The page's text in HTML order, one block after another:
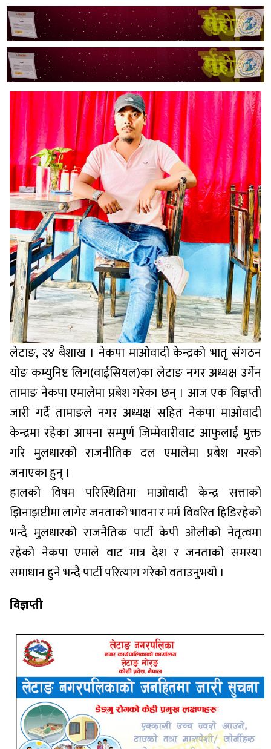
लेटाङ, २४ बैशाख । नेकपा माओवादी केन्द्रको भातृ संगठन
योङ कम्युनिष्ट लिग(वाईसियल)का लेटाङ नगर अध्यक्ष उर्गेन
तामाङ नेकपा एमालेमा प्रबेश गरेका छन् । आज एक विज्ञप्ती
जारी गर्दै तामाङले नगर अध्यक्ष सहित नेकपा माओवादी
केन्द्रमा रहेका आफ्ना सम्पुर्ण जिम्मेवारीवाट आफुलाई मुक्त
गरि मुलधारको राजनीतिक दल एमालेमा प्रबेश गरको
जनाएका हुन् ।
हालको विषम परिस्थितिमा माओवादी केन्द्र सत्ताको
झिनाझप्टीमा लागेर जनताको भावना र मर्म विवरित हिडिरहेको
भन्दै मुलधारको राजनैतिक पार्टी केपी ओलीको नेतृत्वमा
रहेको नेकपा एमाले वाट मात्र देश र जनताको समस्या
समाधान हुने भन्दै पार्टी परित्याग गरेको वताउनुभयो ।
विज्ञप्ती